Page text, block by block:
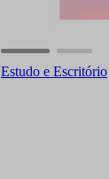
Estudo e Escritório